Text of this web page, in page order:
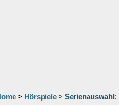
> Hörspiele > Serienauswahl :